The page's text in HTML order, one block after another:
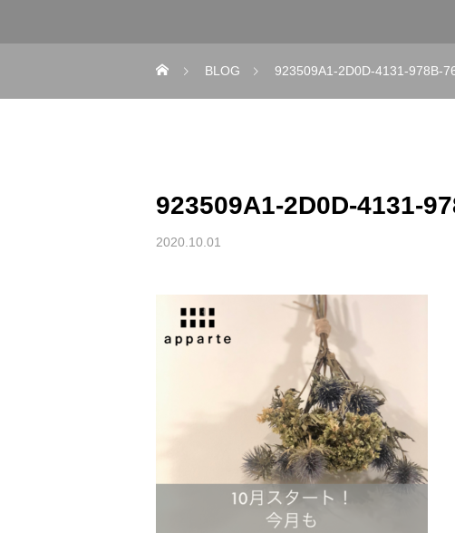
BLOG 923509A1-2D0D-4131-978B-
923509A1-2D0D-4131-
2020.10.01